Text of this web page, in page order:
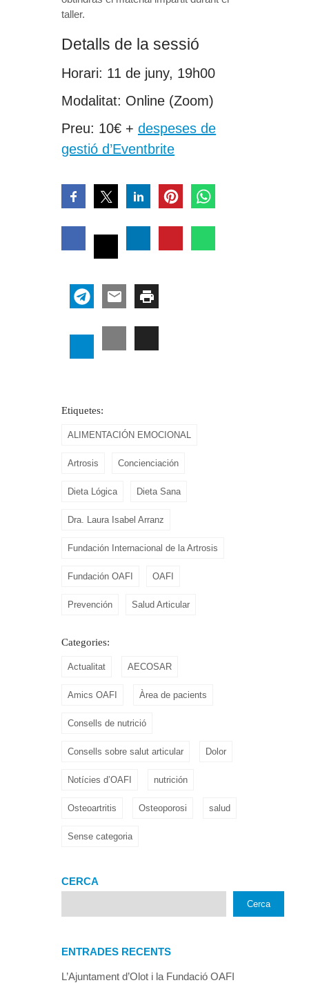
taller.
Detalls de la sessió
Horari: 11 de juny, 19h00
Modalitat: Online (Zoom)
Preu: 10€ + despeses de
gestió d’Eventbrite
Etiquetes:
ALIMENTACIÓN EMOCIONAL
Artrosis Concienciación
Dieta Lógica Dieta Sana
Dra. Laura Isabel Arranz
Fundación Internacional de la Artrosis
Fundación OAFI OAFI
Prevención Salud Articular
Categories:
Actualitat AECOSAR
Amics OAFI Àrea de pacients
Consells de nutrició
Consells sobre salut articular Dolor
Notícies d’OAFI nutrición
Osteoartritis Osteoporosi salud
Sense categoria
CERCA
Cerca
ENTRADES RECENTS
L’Ajuntament d’Olot i la Fundació OAFI